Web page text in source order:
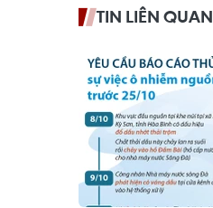
TIN LIÊN QUAN